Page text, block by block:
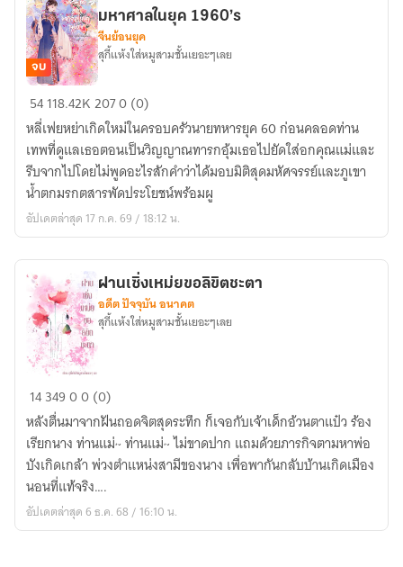
หลี่
เฟย
หย่า
เกิด
ใหม่
พร้อม
โชค
ใน
ยุค
1960’s
จบ
มหาศาลในยุค 1960’s
จีนย้อนยุค
สุกี้แห้งใส่หมูสามชั้นเยอะๆเลย
54118.42K2070 (0)
หลี่เฟยหย่าเกิดใหม่ในครอบครัวนายทหารยุค 60 ก่อนคลอดท่าน
เทพที่ดูแลเธอตอนเป็นวิญญาณทารกอุ้มเธอไปยัดใส่อกคุณแม่และ
รีบจากไปโดยไม่พูดอะไรสักคำว่าได้มอบมิติสุดมหัศจรรย์และภูเขา
น้ำตกมรกตสารพัดประโยชน์พร้อมผู
อัปเดตล่าสุด 17 ก.ค. 69 / 18:12 น.
ฝาน
เซิ่ง
เหม่
ย
ขอ
ลิขิต
ชะตา
ฝานเซิ่งเหม่ยขอลิขิตชะตา
อดีต ปัจจุบัน อนาคต
สุกี้แห้งใส่หมูสามชั้นเยอะๆเลย
1434900 (0)
หลังตื่นมาจากฝันถอดจิตสุดระทึก ก็เจอกับเจ้าเด็กอ้วนตาแป๋ว ร้อง
เรียกนาง ท่านแม่~ ท่านแม่~ ไม่ขาดปาก แถมด้วยภารกิจตามหาพ่อ
บังเกิดเกล้า พ่วงตำแหน่งสามีของนาง เพื่อพากันกลับบ้านเกิดเมือง
นอนที่แท้จริง….
อัปเดตล่าสุด 6 ธ.ค. 68 / 16:10 น.